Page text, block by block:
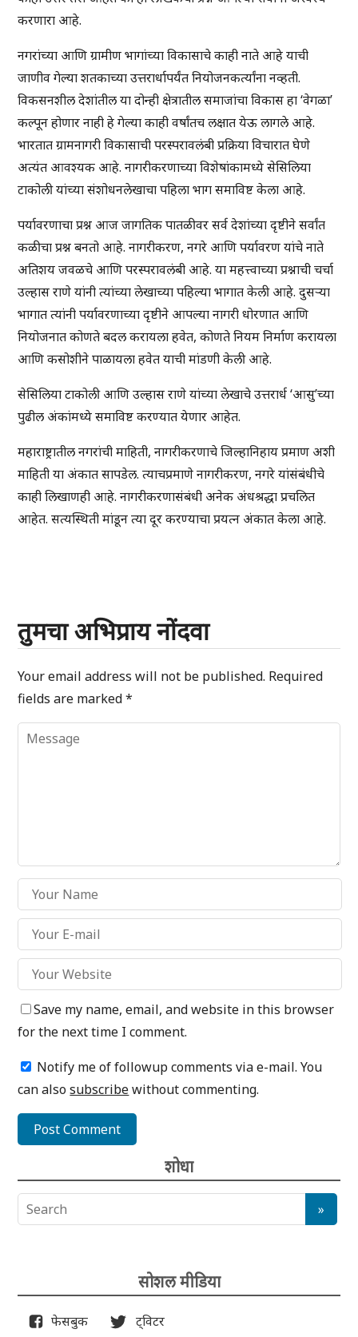
करणारा आहे.
नगरांच्या आणि ग्रामीण भागांच्या विकासाचे काही नाते आहे याची
जाणीव गेल्या शतकाच्या उत्तरार्धापर्यंत नियोजनकर्त्यांना नव्हती.
विकसनशील देशांतील या दोन्ही क्षेत्रातील समाजांचा विकास हा ‘वेगळा’
कल्पून होणार नाही हे गेल्या काही वर्षांतच लक्षात येऊ लागले आहे.
भारतात ग्रामनागरी विकासाची परस्परावलंबी प्रक्रिया विचारात घेणे
अत्यंत आवश्यक आहे. नागरीकरणाच्या विशेषांकामध्ये सेसिलिया
टाकोली यांच्या संशोधनलेखाचा पहिला भाग समाविष्ट केला आहे.
पर्यावरणाचा प्रश्न आज जागतिक पातळीवर सर्व देशांच्या दृष्टीने सर्वांत
कळीचा प्रश्न बनतो आहे. नागरीकरण, नगरे आणि पर्यावरण यांचे नाते
अतिशय जवळचे आणि परस्परावलंबी आहे. या महत्त्वाच्या प्रश्नाची चर्चा
उल्हास राणे यांनी त्यांच्या लेखाच्या पहिल्या भागात केली आहे. दुसऱ्या
भागात त्यांनी पर्यावरणाच्या दृष्टीने आपल्या नागरी धोरणात आणि
नियोजनात कोणते बदल करायला हवेत, कोणते नियम निर्माण करायला
आणि कसोशीने पाळायला हवेत याची मांडणी केली आहे.
सेसिलिया टाकोली आणि उल्हास राणे यांच्या लेखाचे उत्तरार्ध ‘आसु’च्या
पुढील अंकांमध्ये समाविष्ट करण्यात येणार आहेत.
महाराष्ट्रातील नगरांची माहिती, नागरीकरणाचे जिल्हानिहाय प्रमाण अशी
माहिती या अंकात सापडेल. त्याचप्रमाणे नागरीकरण, नगरे यांसंबंधीचे
काही लिखाणही आहे. नागरीकरणासंबंधी अनेक अंधश्रद्धा प्रचलित
आहेत. सत्यस्थिती मांडून त्या दूर करण्याचा प्रयत्न अंकात केला आहे.
तुमचा अभिप्राय नोंदवा
Your email address will not be published. Required
fields are marked*
Save my name, email, and website in this browser
for the next time I comment.
Notify me of followup comments via e-mail. You
can alsosubscribewithout commenting.
शोधा
सोशल मीडिया
फेसबुक ट्विटर